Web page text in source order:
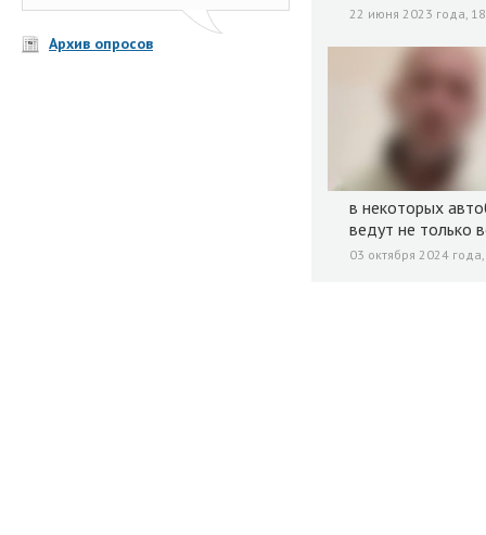
Архив опросов
22 июня 2023 года,
в некоторых
ведут не только
03 октября 2024